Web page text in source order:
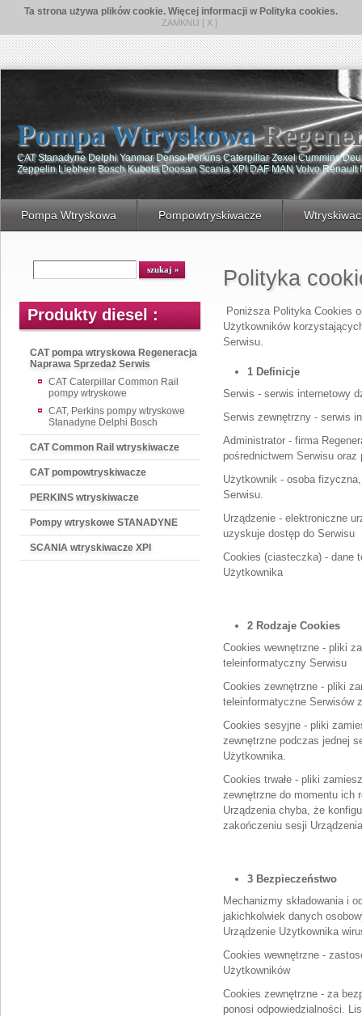
Ta strona używa plików cookie. Więcej informacji w Polityka cookies.
ZAMKNIJ [ X ]
Pompa Wtryskowa
CAT Stanadyne Delphi Yanmar Denso Perkins Caterpillar Zexel Cummins
Zeppelin Liebherr Bosch Kubota Doosan Scania XPI DAF MAN Volvo Renault
Pompa Wtryskowa Pompowtryskiwacze
Produkty diesel :
CAT pompa wtryskowa Regeneracja
Naprawa Sprzedaż Serwis
CAT Caterpillar Common Rail
pompy wtryskowe
CAT, Perkins pompy wtryskowe
Stanadyne Delphi Bosch
CAT Common Rail wtryskiwacze
CAT pompowtryskiwacze
PERKINS wtryskiwacze
Pompy wtryskowe STANADYNE
SCANIA wtryskiwacze XPI
Polityka
Poniższa Polityka Cookies
Użytkowników
Serwisu.
1 Definicje
Serwis - serwis internetowy
Serwis zewnętrzny - serwis
Administrator - firma
pośrednictwem Serwisu
Użytkownik - osoba
Serwisu.
Urządzenie - elektroniczne
uzyskuje dostęp do Serwisu
Cookies (ciasteczka) - dane
Użytkownika
2 Rodzaje Cookies
Cookies wewnętrzne - pliki
teleinformatyczny Serwisu
Cookies zewnętrzne - pliki
teleinformatyczne Serwisów
Cookies sesyjne - pliki
zewnętrzne podczas jednej
Użytkownika.
Cookies trwałe - pliki
zewnętrzne do momentu ich
Urządzenia chyba, że
zakończeniu sesji
3 Bezpieczeństwo
Mechanizmy składowania i
jakichkolwiek danych
Urządzenie Użytkownika
Cookies wewnętrzne -
Użytkowników
Cookies zewnętrzne - za
ponosi odpowiedzialności.